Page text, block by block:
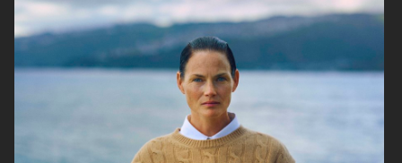
DAZED BEAUTY ELLE SWEDEN